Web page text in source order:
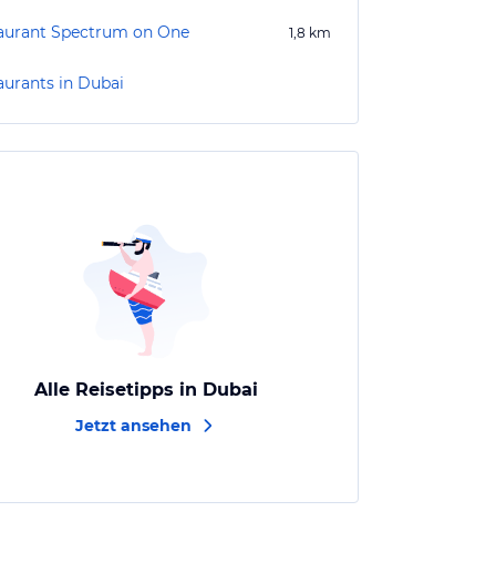
Spectrum on One 1,8 km
in Dubai
Alle Reisetipps in Dubai
Jetzt ansehen